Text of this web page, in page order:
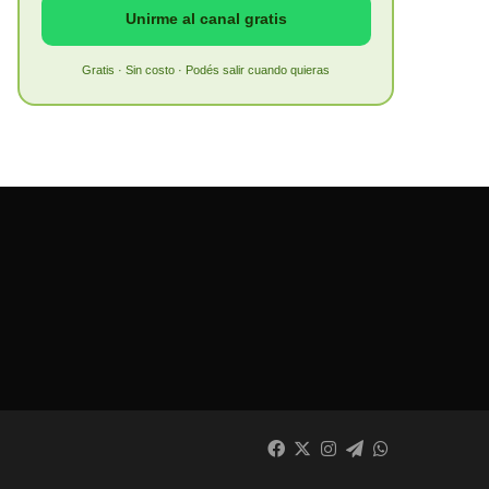
Unirme al canal gratis
Gratis · Sin costo · Podés salir cuando quieras
Facebook
X Instagram
Telegram